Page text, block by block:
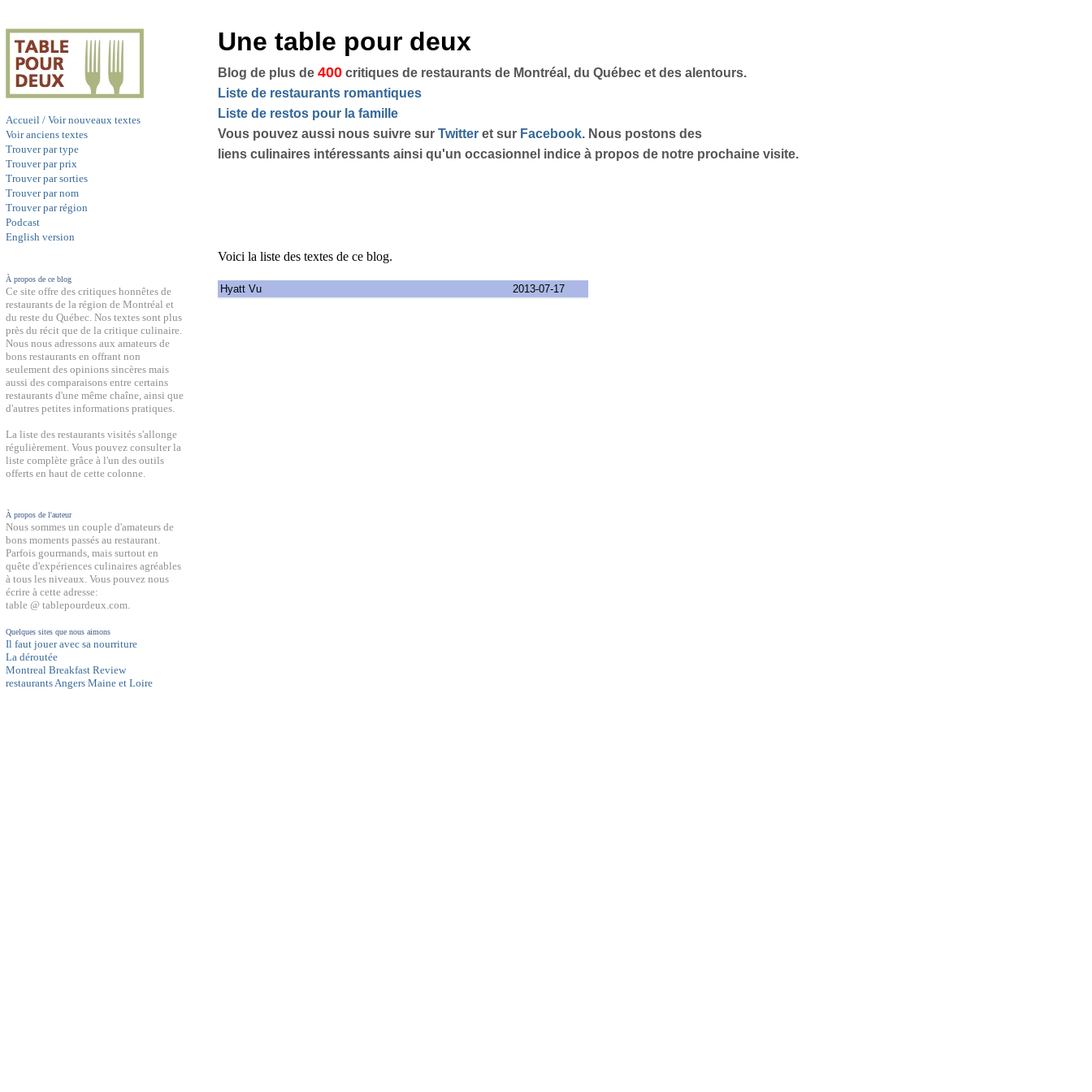
Accueil / Voir nouveaux textes
Voir anciens textes
Trouver par type
Trouver par prix
Trouver par sorties
Trouver par nom
Trouver par région
Podcast
English version
À propos de ce blog
Ce site offre des critiques honnêtes de
restaurants de la région de Montréal et
du reste du Québec. Nos textes sont plus
près du récit que de la critique culinaire.
Nous nous adressons aux amateurs de
bons restaurants en offrant non
seulement des opinions sincères mais
aussi des comparaisons entre certains
restaurants d'une même chaîne, ainsi que
d'autres petites informations pratiques.
La liste des restaurants visités s'allonge
régulièrement. Vous pouvez consulter la
liste complète grâce à l'un des outils
offerts en haut de cette colonne.
À propos de l'auteur
Nous sommes un couple d'amateurs de
bons moments passés au restaurant.
Parfois gourmands, mais surtout en
quête d'expériences culinaires agréables
à tous les niveaux. Vous pouvez nous
écrire à cette adresse:
table @ tablepourdeux.com.
Quelques sites que nous aimons
Il faut jouer avec sa nourriture
La déroutée
Montreal Breakfast Review
restaurants Angers Maine et Loire
Une table pour deux
Blog de plus de 400 critiques de restaurants de Montréal, du Québec et des alentours.
Liste de restaurants romantiques
Liste de restos pour la famille
Vous pouvez aussi nous suivre sur Twitter et sur Facebook. Nous postons des
liens culinaires intéressants ainsi qu'un occasionnel indice à propos de notre prochaine visite.
Voici la liste des textes de ce blog.
Hyatt Vu 2013-07-17